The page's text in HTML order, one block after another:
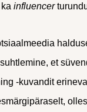
influencer
et
-kuvandit